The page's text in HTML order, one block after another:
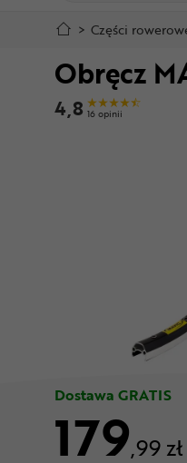
Odzież
Kaski
Buty
> Części
Obręcz
4,8 16 opinii
Dostawa GRATIS
179,99 zł